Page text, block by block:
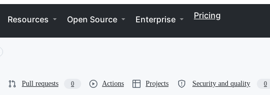
Resources Open Source Enterprise Pricing
Pull requests 0 Actions Projects Security and quality 0